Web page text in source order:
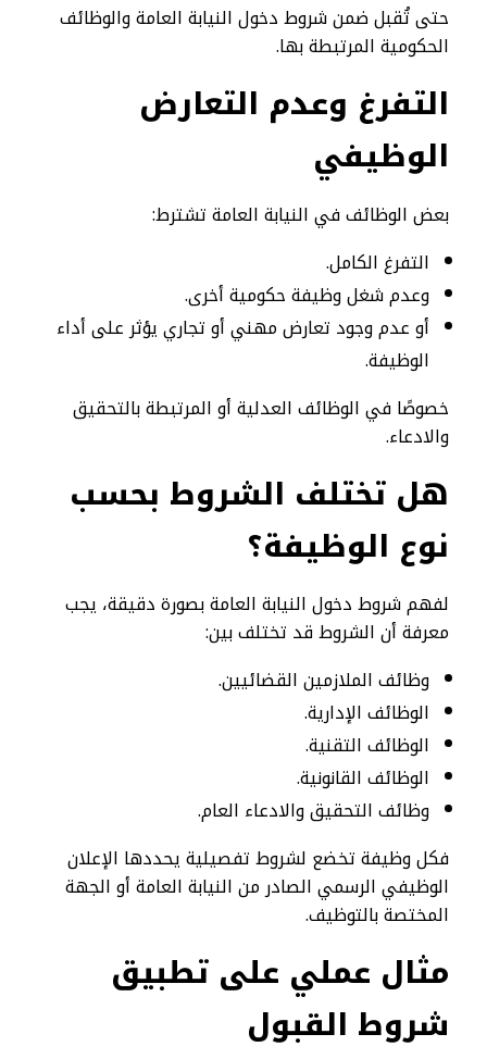
حتى تُقبل ضمن شروط دخول النيابة العامة والوظائف
الحكومية المرتبطة بها.
التفرغ وعدم التعارض
الوظيفي
بعض الوظائف في النيابة العامة تشترط:
التفرغ الكامل.
وعدم شغل وظيفة حكومية أخرى.
أو عدم وجود تعارض مهني أو تجاري يؤثر على أداء
الوظيفة.
خصوصًا في الوظائف العدلية أو المرتبطة بالتحقيق
والادعاء.
هل تختلف الشروط بحسب
نوع الوظيفة؟
لفهم شروط دخول النيابة العامة بصورة دقيقة، يجب
معرفة أن الشروط قد تختلف بين:
وظائف الملازمين القضائيين.
الوظائف الإدارية.
الوظائف التقنية.
الوظائف القانونية.
وظائف التحقيق والادعاء العام.
فكل وظيفة تخضع لشروط تفصيلية يحددها الإعلان
الوظيفي الرسمي الصادر من النيابة العامة أو الجهة
المختصة بالتوظيف.
مثال عملي على تطبيق
شروط القبول